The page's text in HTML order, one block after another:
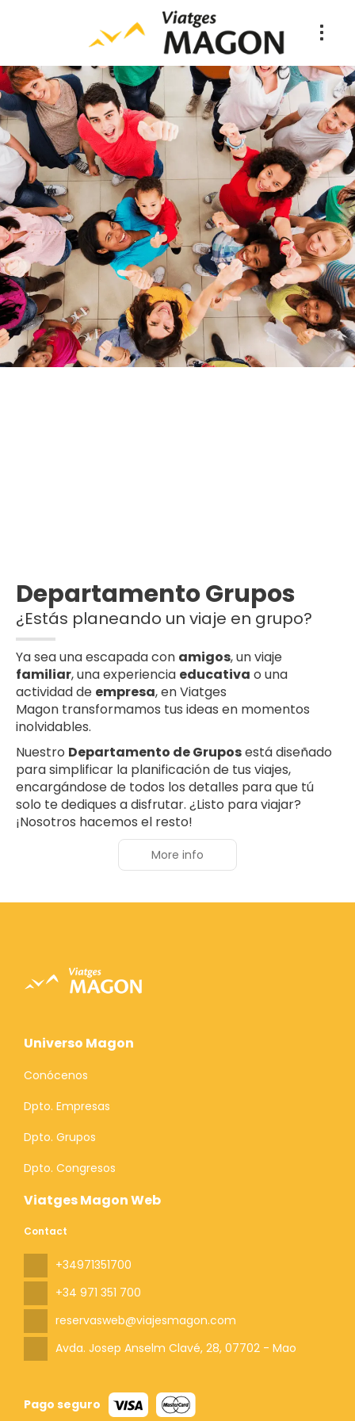
Departamento Grupos
¿Estás planeando un viaje en grupo?
Ya sea una escapada con amigos, un viaje
familiar, una experiencia educativa o una
actividad de empresa, en Viatges
Magon transformamos tus ideas en momentos
inolvidables.
Nuestro Departamento de Gruposestá diseñado
para simplificar la planificación de tus viajes,
encargándose de todos los detalles para que tú
solo te dediques a disfrutar. ¿Listo para viajar?
¡Nosotros hacemos el resto!
More info
Viatges Magon Web
Contact
+34971351700
+34 971 351 700
reservasweb@viajesmagon.com
Avda. Josep Anselm Clavé, 28, 07702 - Mao
Pago seguro
Universo Magon
Conócenos
Dpto. Empresas
Dpto. Grupos
Dpto. Congresos